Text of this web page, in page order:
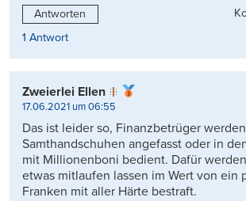
Antworten
1 Antwort
Zweierlei Ellen
17.06.2021 um 06:55
Das ist leider so, Finanzbetrüger
Samthandschuhen angefasst oder in
mit Millionenboni bedient. Dafür
etwas mitlaufen lassen im Wert von ein
Franken mit aller Härte bestraft.